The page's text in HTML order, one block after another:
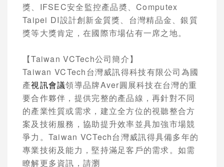
獎、 IFSEC安全監控產品奬、Computex
Taipei DI設計創新金質獎、台灣精品金、銀質
獎等大獎肯定，在國際市場佔有一席之地。
【Taiwan VCTech公司簡介】
Taiwan VCTech台灣威訊得科技有限公司為國
產視訊會議領導品牌Aver圓展科技在台灣的重
要合作夥伴，提供完整的產品線，再針對不同
的產業性質或需求，建立全方位的視聽整合方
案及技術服務，協助提升效率並具加強市場競
爭力。 Taiwan VCTech台灣威訊得具備多年的
專業技術及能力，堅持滿足客戶的需求。如需
瞭解更多資訊，請瀏